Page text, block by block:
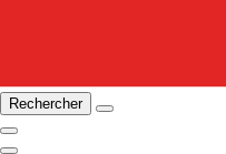
Rechercher